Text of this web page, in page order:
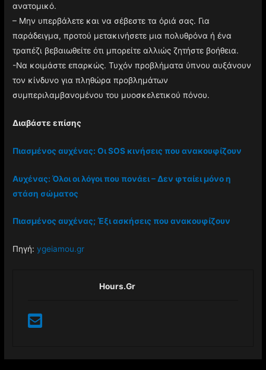
ανατομικό.
– Μην υπερβάλετε και να σέβεστε τα όριά σας. Για
παράδειγμα, προτού μετακινήσετε μια πολυθρόνα ή ένα
τραπέζι βεβαιωθείτε ότι μπορείτε αλλιώς ζητήστε βοήθεια.
-Να κοιμάστε επαρκώς. Τυχόν προβλήματα ύπνου αυξάνουν
τον κίνδυνο για πληθώρα προβλημάτων
συμπεριλαμβανομένου του μυοσκελετικού πόνου.
Διαβάστε επίσης
Πιασμένος αυχένας: Οι SOS κινήσεις που ανακουφίζουν
Αυχένας: Όλοι οι λόγοι που πονάει – Δεν φταίει μόνο η
στάση σώματος
Πιασμένος αυχένας; Έξι ασκήσεις που ανακουφίζουν
Πηγή:ygeiamou.gr
Hours.gr